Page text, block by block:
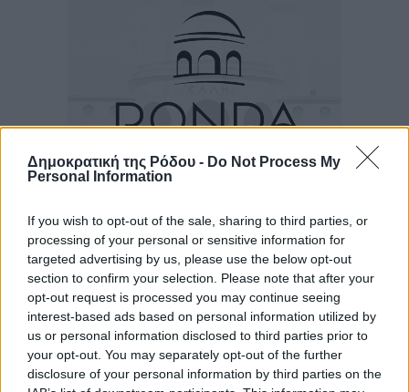
Δημοκρατική της Ρόδου - Do Not Process My
Personal Information
If you wish to opt-out of the sale, sharing to third parties, or
processing of your personal or sensitive information for
targeted advertising by us, please use the below opt-out
section to confirm your selection. Please note that after your
opt-out request is processed you may continue seeing
interest-based ads based on personal information utilized by
us or personal information disclosed to third parties prior to
your opt-out. You may separately opt-out of the further
disclosure of your personal information by third parties on the
Ροή ειδήσεων
“Η Ευρώπη αντιμετώπιζε το προσφυγικό σαν ταινία
τρόμου” – Η συγκλονιστική μαρτυρία της Χαρούλας
Γιασιράνη στον RV για τα γεγονότα που οδήγησαν στο
Σύμφωνο της Λέρου
Τοπικές Ειδήσεις• πριν 3 λεπτά